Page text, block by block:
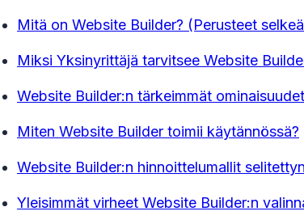
Mitä on Website Builder? (Perusteet
Miksi Yksinyrittäjä tarvitsee Website
Website Builder:n tärkeimmät ominaisuudet
Miten Website Builder toimii käytännössä?
Website Builder:n hinnoittelumallit
Yleisimmät virheet Website Builder:n